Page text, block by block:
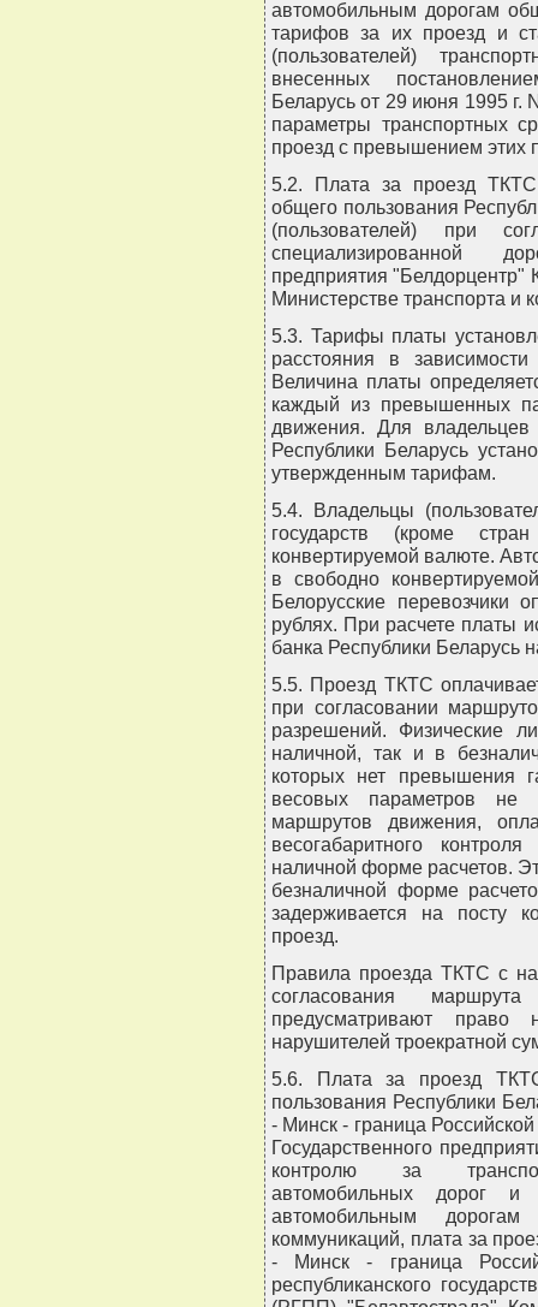
автомобильным дорогам
тарифов за их проезд и
(пользователей)
внесенных
Беларусь от 29 июня 1995
параметры транспортных
проезд с превышением этих
5.2. Плата за проезд
общего пользования
(пользователей) при
специализированной
предприятия "Белдорцентр"
Министерстве транспорта и
5.3. Тарифы платы
расстояния в
Величина платы
каждый из превышенных
движения. Для владельцев
Республики Беларусь
утвержденным тарифам.
5.4. Владельцы
государств (кроме
конвертируемой валюте.
в свободно
Белорусские перевозчики
рублях. При расчете платы
банка Республики Беларусь
5.5. Проезд ТКТС
при согласовании
разрешений. Физические
наличной, так и в
которых нет превышения
весовых параметров не
маршрутов движения,
весогабаритного
наличной форме расчетов.
безналичной форме
задерживается на посту
проезд.
Правила проезда ТКТС с
согласования
предусматривают
нарушителей троекратной
5.6. Плата за проезд
пользования Республики
- Минск - граница
Государственного
контролю за
автомобильных дорог
автомобильным
коммуникаций, плата за
- Минск - граница
республиканского